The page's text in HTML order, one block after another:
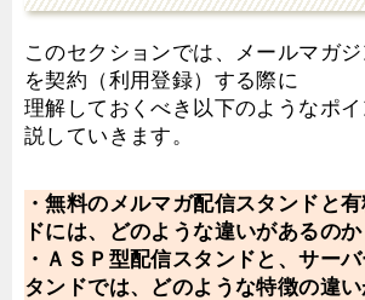
このセクションでは、メールマガ
を契約（利用登録）する際に
理解しておくべき以下のようなポ
説していきます。
・無料のメルマガ配信スタンドと
ドには、どのような違いがあるのか
・ＡＳＰ型配信スタンドと、サー
タンドでは、どのような特徴の違